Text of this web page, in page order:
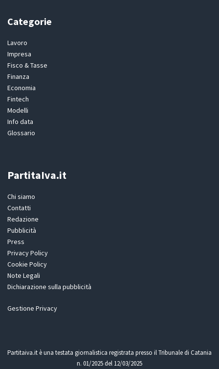
Categorie
Lavoro
Impresa
Fisco & Tasse
Finanza
Economia
Fintech
Modelli
Info data
Glossario
PartitaIva.it
Chi siamo
Contatti
Redazione
Pubblicità
Press
Privacy Policy
Cookie Policy
Note Legali
Dichiarazione sulla pubblicità
Gestione Privacy
Partitaiva.it è una testata giornalistica registrata presso il Tribunale di Catania
n. 01/2025 del 12/03/2025